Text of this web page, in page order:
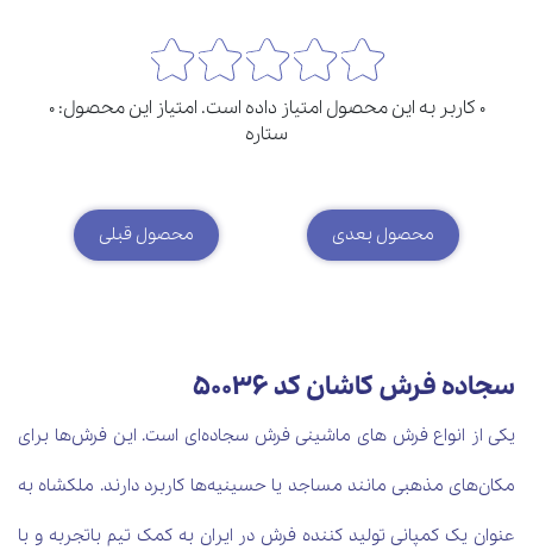
0 کاربر به این محصول امتیاز داده است. امتیاز این محصول: 0
ستاره
محصول بعدی محصول قبلی
سجاده فرش کاشان کد 50036
یکی از انواع فرش های ماشینی فرش‌ سجاده‌ای است. این فرش‌ها برای
مکان‌های مذهبی مانند مساجد یا حسینیه‌ها کاربرد دارند. ملکشاه به
عنوان یک کمپانی تولید کننده فرش در ایران به کمک تیم باتجربه و با